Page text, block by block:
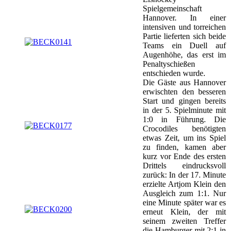
Spielgemeinschaft
Hannover. In einer
intensiven und torreichen
Partie lieferten sich beide
Teams ein Duell auf
Augenhöhe, das erst im
Penaltyschießen
entschieden wurde.
Die Gäste aus Hannover
erwischten den besseren
Start und gingen bereits
in der 5. Spielminute mit
1:0 in Führung. Die
Crocodiles benötigten
etwas Zeit, um ins Spiel
zu finden, kamen aber
kurz vor Ende des ersten
Drittels eindrucksvoll
zurück: In der 17. Minute
erzielte Artjom Klein den
Ausgleich zum 1:1. Nur
eine Minute später war es
erneut Klein, der mit
seinem zweiten Treffer